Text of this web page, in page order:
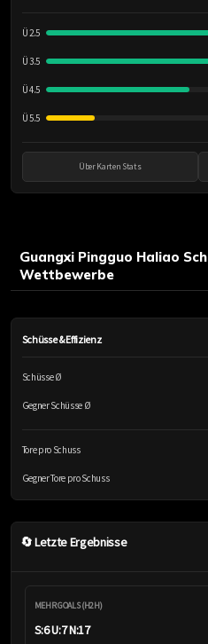
Ü 2.5
Ü 3.5
Ü 4.5
Ü 5.5
Über Karten Stats
Guangxi Pingguo Haliao
Wettbewerbe
Schüsse & Effizienz
Schüsse Ø
Gegner Schüsse Ø
Tore pro Schuss
Gegner Tore pro Schuss
🔄 Letzte Ergebnisse
MEHR GOALS (H2H)
S:6 U:7 N:17